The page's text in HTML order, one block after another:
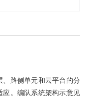
、路侧单元和云平台的分
应。编队系统架构示意见